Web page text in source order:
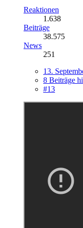
Reaktionen
1.638
Beiträge
38.575
News
251
13.
8 Beiträge
#13